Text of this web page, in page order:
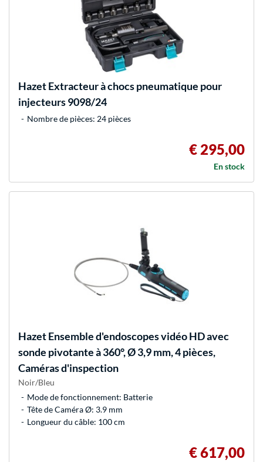
HazetExtracteur à chocs pneumatique pour
injecteurs 9098/24
Nombre de pièces: 24 pièces
€ 295,00
En stock
HazetEnsemble d'endoscopes vidéo HD avec
sonde pivotante à 360°, Ø 3,9 mm, 4 pièces,
Caméras d'inspection
Noir/Bleu
Mode de fonctionnement: Batterie
Tête de Caméra Ø: 3.9 mm
Longueur du câble: 100 cm
€ 617,00